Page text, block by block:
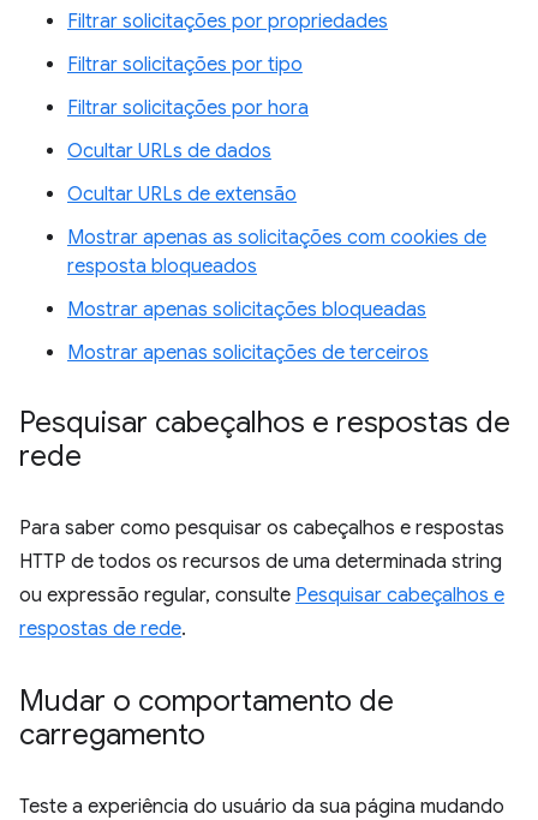
Filtrar solicitações por propriedades
Filtrar solicitações por tipo
Filtrar solicitações por hora
Ocultar URLs de dados
Ocultar URLs de extensão
Mostrar apenas as solicitações com cookies de
resposta bloqueados
Mostrar apenas solicitações bloqueadas
Mostrar apenas solicitações de terceiros
Pesquisar cabeçalhos e respostas de
rede
Para saber como pesquisar os cabeçalhos e respostas
HTTP de todos os recursos de uma determinada string
ou expressão regular, consulte Pesquisar cabeçalhos e
respostas de rede.
Mudar o comportamento de
carregamento
Teste a experiência do usuário da sua página mudando